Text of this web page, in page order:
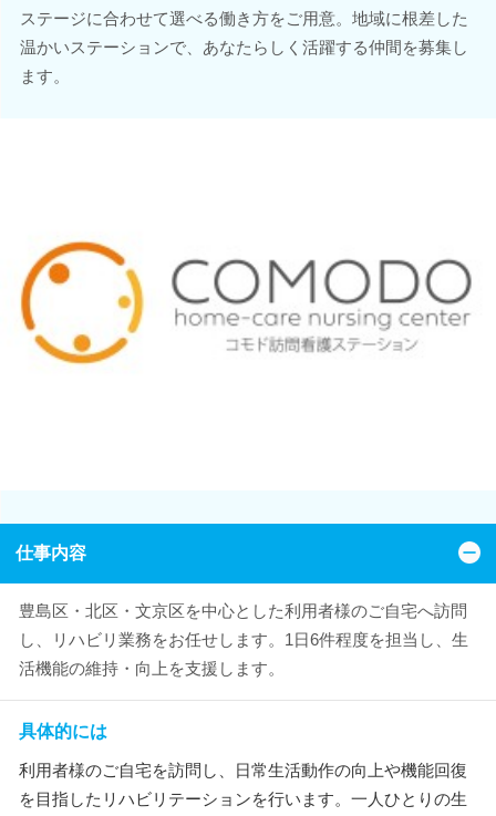
ステージに合わせて選べる働き方をご用意。地域に根差した
温かいステーションで、あなたらしく活躍する仲間を募集し
ます。
仕事内容
豊島区・北区・文京区を中心とした利用者様のご自宅へ訪問
し、リハビリ業務をお任せします。1日6件程度を担当し、生
活機能の維持・向上を支援します。
具体的には
利用者様のご自宅を訪問し、日常生活動作の向上や機能回復
を目指したリハビリテーションを行います。一人ひとりの生